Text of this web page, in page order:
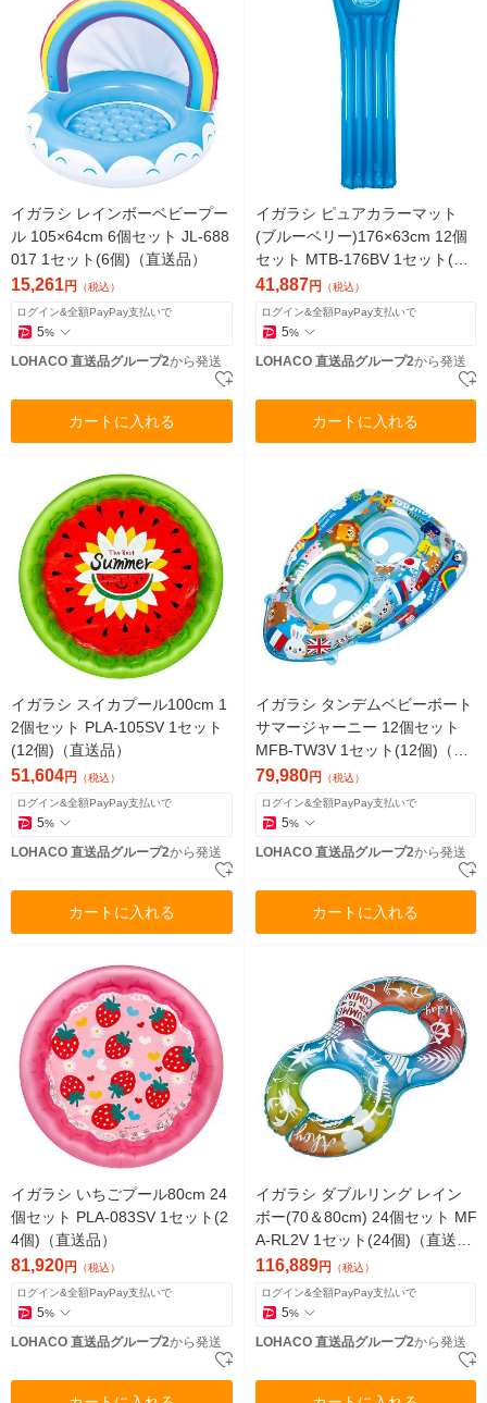
イガラシ レインボーベビープー
ル 105×64cm 6個セット JL-688
017 1セット(6個)（直送品）
15,261円 （税込）
ログイン&全額PayPay支払いで
5%
LOHACO 直送品グループ2から発送
カートに入れる
イガラシ ピュアカラーマット
(ブルーベリー)176×63cm 12個
セット MTB-176BV 1セット(12
個)（直送品）
41,887円 （税込）
ログイン&全額PayPay支払いで
5%
LOHACO 直送品グループ2から発送
カートに入れる
イガラシ スイカプール100cm 1
2個セット PLA-105SV 1セット
(12個)（直送品）
51,604円 （税込）
ログイン&全額PayPay支払いで
5%
LOHACO 直送品グループ2から発送
カートに入れる
イガラシ タンデムベビーボート
サマージャーニー 12個セット
MFB-TW3V 1セット(12個)（直
送品）
79,980円 （税込）
ログイン&全額PayPay支払いで
5%
LOHACO 直送品グループ2から発送
カートに入れる
イガラシ いちごプール80cm 24
個セット PLA-083SV 1セット(2
4個)（直送品）
81,920円 （税込）
ログイン&全額PayPay支払いで
5%
LOHACO 直送品グループ2から発送
イガラシ ダブルリング レイン
ボー(70＆80cm) 24個セット MF
A-RL2V 1セット(24個)（直送
品）
116,889円 （税込）
ログイン&全額PayPay支払いで
5%
LOHACO 直送品グループ2から発送